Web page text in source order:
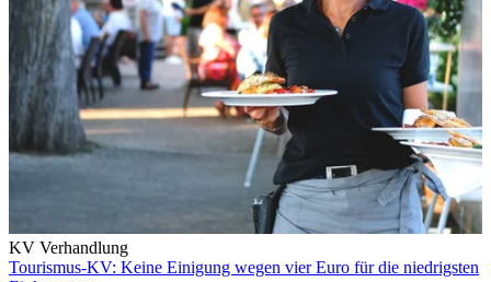
KV Verhandlung
Tourismus-KV: Keine Einigung wegen vier Euro für die niedrigsten